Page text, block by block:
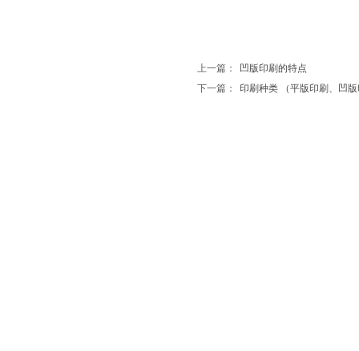
上一篇：
凹版印刷的特点
下一篇：
印刷种类 （平版印刷、凹